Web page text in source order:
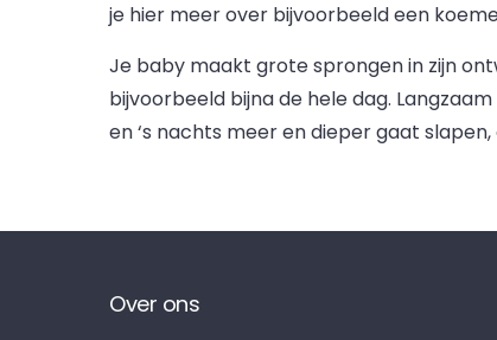
je hier meer over bijvoorbeeld een
Je baby maakt grote sprongen in zijn
bijvoorbeeld bijna de hele dag.
en ‘s nachts meer en dieper gaat
Over ons